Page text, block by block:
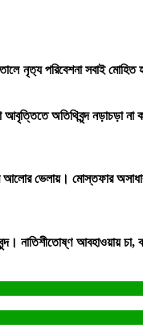
নৃত‍্য পরিবেশনা সবাই
আবৃত্তিতে অতিথিবৃন্দ নড়াচড়া
আলোর ভেলায়। মোস্তফার
নাতিশীতোষ্ণ আবহাওয়ায়